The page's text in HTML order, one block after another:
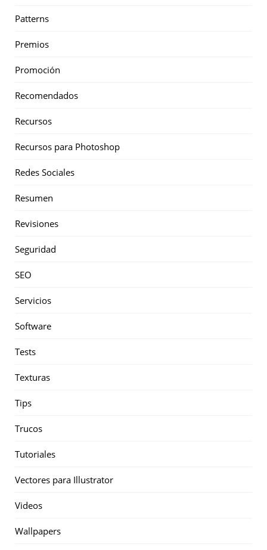
Patterns
Premios
Promoción
Recomendados
Recursos
Recursos para Photoshop
Redes Sociales
Resumen
Revisiones
Seguridad
SEO
Servicios
Software
Tests
Texturas
Tips
Trucos
Tutoriales
Vectores para Illustrator
Videos
Wallpapers